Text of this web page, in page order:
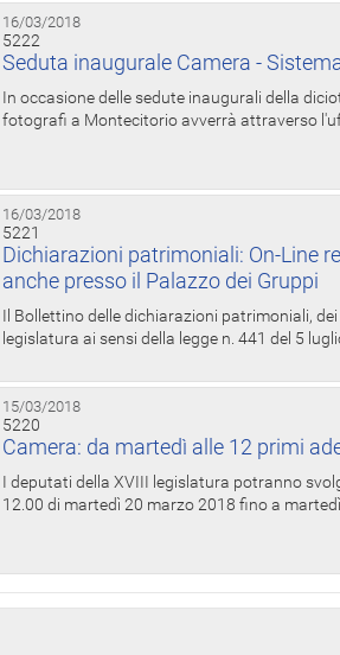
16/03/2018
5222
Seduta inaugurale Camera -
In occasione delle sedute inaugurali della
fotografi a Montecitorio avverrà attraverso
16/03/2018
5221
Dichiarazioni patrimoniali: On-Line
anche presso il Palazzo dei Gruppi
Il Bollettino delle dichiarazioni patrimoniali,
legislatura ai sensi della legge n. 441 del 5
15/03/2018
5220
Camera: da martedì alle 12 primi
I deputati della XVIII legislatura potranno
12.00 di martedì 20 marzo 2018 fino a